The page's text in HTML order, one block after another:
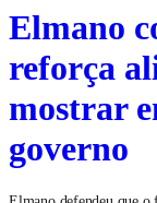
Elmano
reforça
mostrar
governo
Elmano defendeu que o